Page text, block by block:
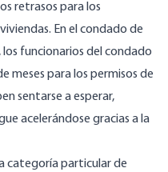
retrasos para los
En el condado de
funcionarios del condado
meses para los permisos de
sentarse a esperar,
acelerándose gracias a la
categoría particular de